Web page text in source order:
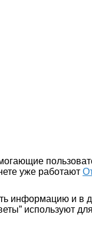
уже работают
информацию и в
используют